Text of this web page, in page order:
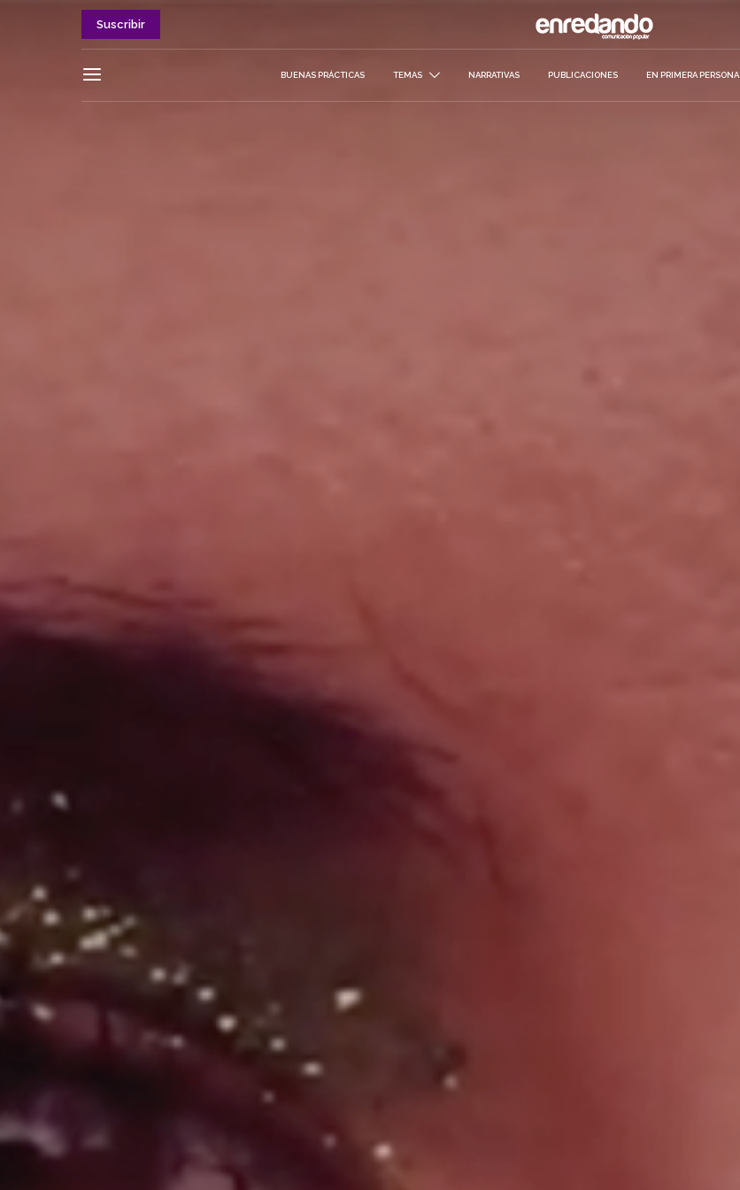
Suscribir
BUENAS PRÁCTICAS TEMAS NARRATIVAS PUBLICACIONES EN PRIMERA PERSONA